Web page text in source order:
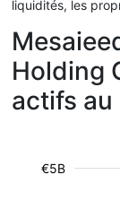
liquidités, les
Holding
actifs au
€5B